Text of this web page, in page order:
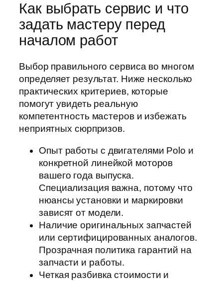
Как выбрать сервис и что
задать мастеру перед
началом работ
Выбор правильного сервиса во многом
определяет результат. Ниже несколько
практических критериев, которые
помогут увидеть реальную
компетентность мастеров и избежать
неприятных сюрпризов.
Опыт работы с двигателями Polo и
конкретной линейкой моторов
вашего года выпуска.
Специализация важна, потому что
нюансы установки и маркировки
зависят от модели.
Наличие оригинальных запчастей
или сертифицированных аналогов.
Прозрачная политика гарантий на
запчасти и работы.
Четкая разбивка стоимости и